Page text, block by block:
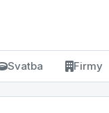
Svatba Firmy